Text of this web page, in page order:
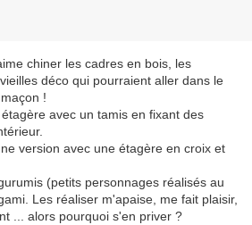
chiner les cadres en bois, les
déco qui pourraient aller dans le
!
avec un tamis en fixant des
version avec une étagère en croix et
(petits personnages réalisés au
Les réaliser m'apaise, me fait plaisir,
... alors pourquoi s'en priver ?